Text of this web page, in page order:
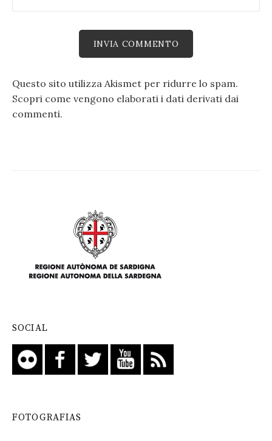
Questo sito utilizza Akismet per ridurre lo spam.
Scopri come vengono elaborati i dati derivati dai
commenti.
SOCIAL
FOTOGRAFIAS